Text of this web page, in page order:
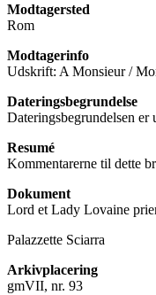
Modtagersted
Rom
Modtagerinfo
Udskrift: A Monsieur /
Dateringsbegrundelse
Dateringsbegrundelsen er
Resumé
Kommentarerne til dette
Dokument
Lord et Lady Lovaine
Palazzette Sciarra
Arkivplacering
gmVII, nr. 93